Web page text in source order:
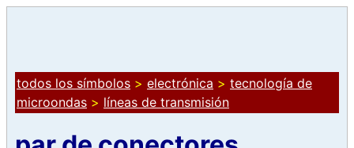
todos los símbolos > electrónica > tecnología de
microondas > líneas de transmisión